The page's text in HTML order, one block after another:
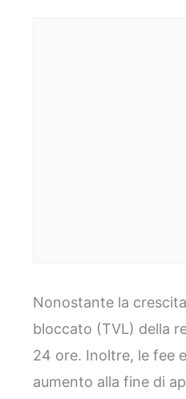
Nonostante la
bloccato (TVL) della
24 ore. Inoltre, le fee
aumento alla fine di